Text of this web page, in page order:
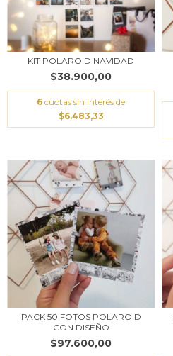
KIT POLAROID NAVIDAD
$38.900,00
6 cuotas sin interés de
$6.483,33
PACK 50 FOTOS POLAROID
CON DISEÑO
$97.600,00